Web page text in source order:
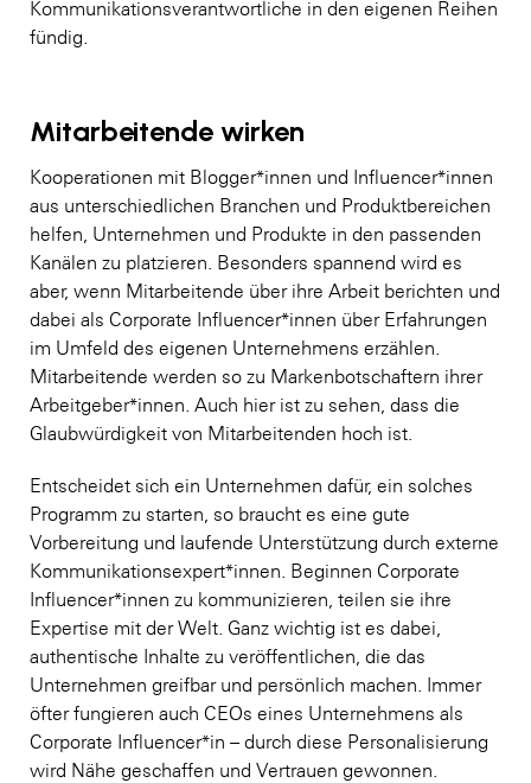
Kommunikationsverantwortliche in den eigenen Reihen
fündig.
Mitarbeitende wirken
Kooperationen mit Blogger*innen und Influencer*innen
aus unterschiedlichen Branchen und Produktbereichen
helfen, Unternehmen und Produkte in den passenden ​
Kanälen zu platzieren. Besonders spannend wird es
aber, wenn Mitarbeitende über ihre Arbeit berichten und
dabei als Corporate Influencer*innen über Erfahrungen
im Umfeld des eigenen Unternehmens erzählen.
Mitarbeitende werden so zu Markenbotschaftern ihrer
Arbeitgeber*innen. Auch hier ist zu sehen, dass die
Glaubwürdigkeit von Mitarbeitenden hoch ist.
Entscheidet sich ein Unternehmen dafür, ein solches
Programm zu starten, so braucht es eine gute
Vorbereitung und laufende Unterstützung durch externe
Kommunikationsexpert*innen. Beginnen Corporate
Influencer*innen zu kommunizieren, teilen sie ihre
Expertise mit der Welt. Ganz wichtig ist es dabei,
authentische Inhalte zu veröffentlichen, die das
Unternehmen greifbar und persönlich machen. Immer
öfter fungieren auch CEOs eines Unternehmens als
Corporate Influencer*in – durch diese Personalisierung
wird Nähe geschaffen und Vertrauen gewonnen.